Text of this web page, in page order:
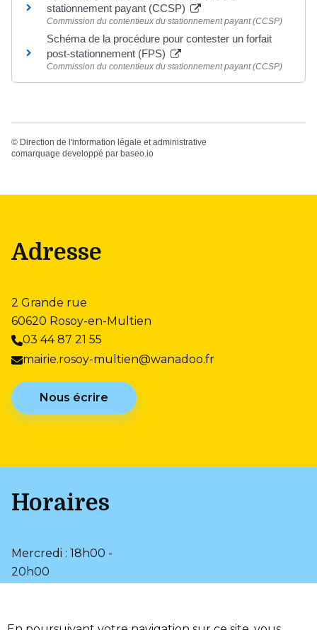
stationnement payant (CCSP)
Commission du contentieux du stationnement payant (CCSP)
Schéma de la procédure pour contester un forfait
post-stationnement (FPS)
Commission du contentieux du stationnement payant (CCSP)
© Direction de l'information légale et administrative
comarquage developpé par baseo.io
Adresse
2 Grande rue
60620 Rosoy-en-Multien
03 44 87 21 55
mairie.rosoy-multien@wanadoo.fr
Nous écrire
Horaires
Mercredi : 18h00 -
20h00
•